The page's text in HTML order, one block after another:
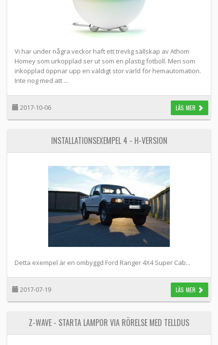
Vi har under några veckor haft ett trevlig sällskap av Athom
Homey som urkopplad ser ut som en plastig fotboll. Men som
inkopplad öppnar upp en väldigt stor värld för hemautomation.
Inte nog med att ...
2017-10-06 LÄS MER
INSTALLATIONSEXEMPEL 4 - H-VERSION
Detta exempel är en ombyggd Ford Ranger 4X4 Super Cab...
2017-07-19 LÄS MER
Z-WAVE - STARTA LAMPOR VIA RÖRELSE MED TELLDUS